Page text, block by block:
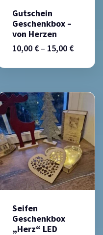
Gutschein
Geschenkbox –
von Herzen
10,00 € – 15,00 €
Seifen
Geschenkbox
„Herz“ LED